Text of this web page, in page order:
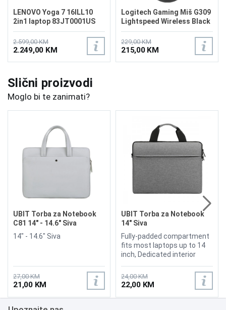
LENOVO Yoga 7 16ILL10
2in1 laptop 83JT0001US
2.599,00 KM
2.249,00 KM
Logitech Gaming Miš G309
Lightspeed Wireless Black
229,00 KM
215,00 KM
Slični proizvodi
Moglo bi te zanimati?
UBIT Torba za Notebook
C81 14" - 14.6" Siva
14" - 14.6" Siva
27,00 KM
21,00 KM
UBIT Torba za Notebook
14" Siva
Fully-padded compartment
fits most laptops up to 14
inch, Dedicated interior
Durable and water-resistant
materials, Environmentally
Material, Smoothly Durable
Double Zipper, Offers a Ultra
24,00 KM
22,00 KM